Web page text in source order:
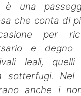
è una
che conta di
per
e degno
leali,
sotterfugi. Nel
anche i